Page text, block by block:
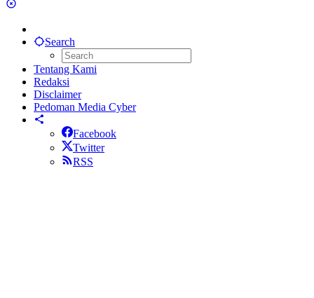
Search
Tentang Kami
Redaksi
Disclaimer
Pedoman Media Cyber
Facebook
Twitter
RSS